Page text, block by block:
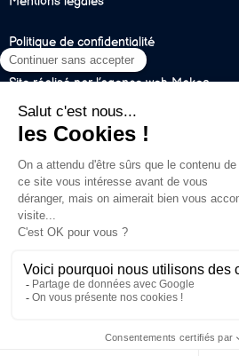
Politique de confidentialité
Site réalisé par l’agence web Makeo